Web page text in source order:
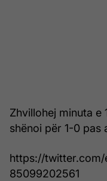
Zhvillohej minuta e
shënoi për 1-0 pas
https://
85099202561